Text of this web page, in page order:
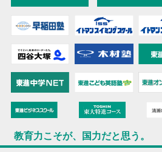
教育力こそが、国力だと思う。